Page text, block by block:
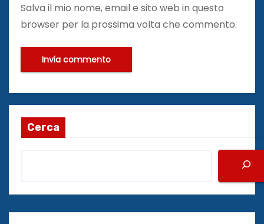
Salva il mio nome, email e sito web in questo
browser per la prossima volta che commento.
Cerca